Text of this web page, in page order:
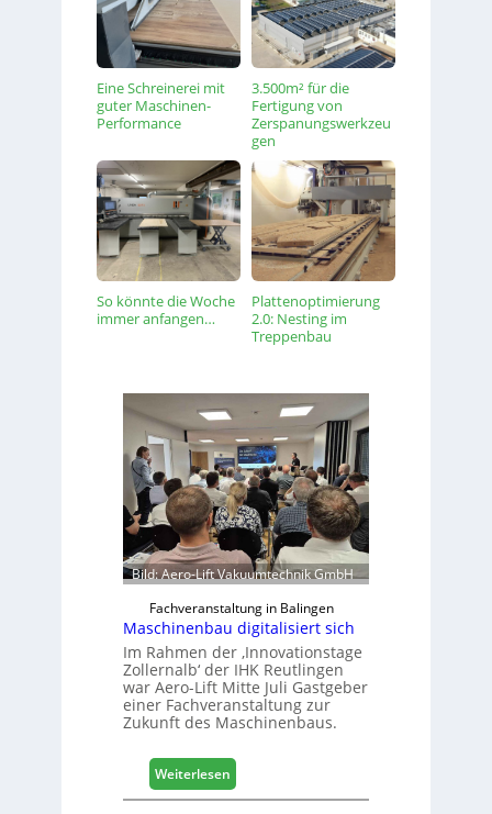
Eine Schreinerei mit
guter Maschinen-
Performance
3.500m² für die
Fertigung von
Zerspanungswerkzeu
gen
So könnte die Woche
immer anfangen…
Plattenoptimierung
2.0: Nesting im
Treppenbau
Bild: Aero-Lift Vakuumtechnik GmbH
Fachveranstaltung in Balingen
Maschinenbau digitalisiert sich
Im Rahmen der ‚Innovationstage
Zollernalb‘ der IHK Reutlingen
war Aero-Lift Mitte Juli Gastgeber
einer Fachveranstaltung zur
Zukunft des Maschinenbaus.
Weiterlesen:
M